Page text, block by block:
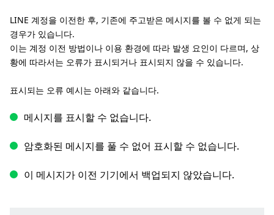
LINE 계정을 이전한 후, 기존에 주고받은 메시지를 볼 수 없게 되는
경우가 있습니다.
이는 계정 이전 방법이나 이용 환경에 따라 발생 요인이 다르며, 상
황에 따라서는 오류가 표시되거나 표시되지 않을 수 있습니다.
표시되는 오류 예시는 아래와 같습니다.
메시지를 표시할 수 없습니다.
암호화된 메시지를 풀 수 없어 표시할 수 없습니다.
이 메시지가 이전 기기에서 백업되지 않았습니다.